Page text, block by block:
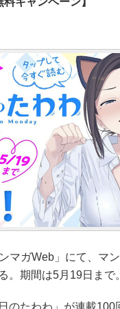
マガWeb」にて、マ
。期間は5月19日まで。
たわわ」が連載100